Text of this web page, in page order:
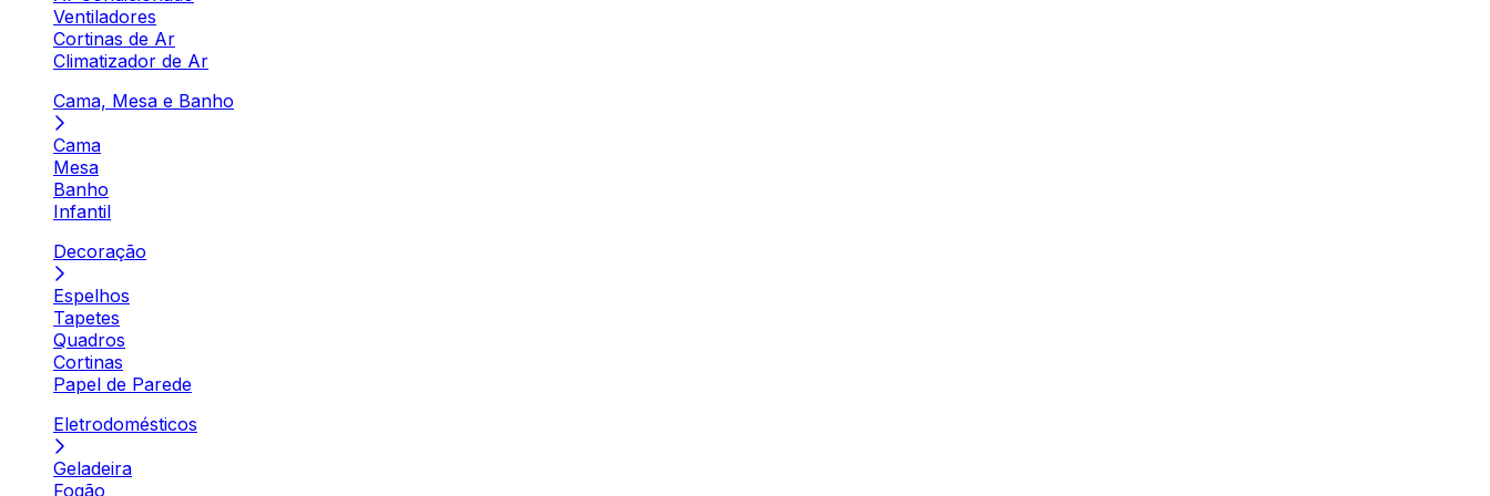
Ventiladores
Cortinas de Ar
Climatizador de Ar
Cama, Mesa e Banho
Cama
Mesa
Banho
Infantil
Decoração
Espelhos
Tapetes
Quadros
Cortinas
Papel de Parede
Eletrodomésticos
Geladeira
Fogão